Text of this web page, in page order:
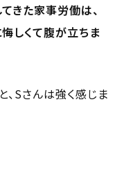
きた家事労働は、
しくて腹が立ちま
Sさんは強く感じま